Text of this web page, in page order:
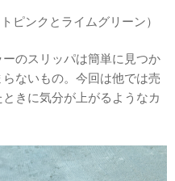
ピンクとライムグリーン）
のスリッパは簡単に見つか
ないもの。今回は他では売
きに気分が上がるようなカ